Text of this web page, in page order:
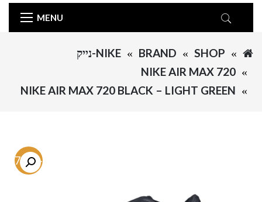
MENU
SHOP
BRAND
NIKE-נייק
NIKE AIR MAX 720
NIKE AIR MAX 720 BLACK – LIGHT GREEN
-57.4%